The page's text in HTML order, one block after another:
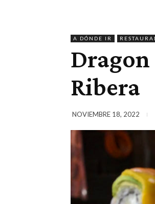
A DÓNDE IR
Dragon
Ribera
NOVIEMBRE 18, 2022